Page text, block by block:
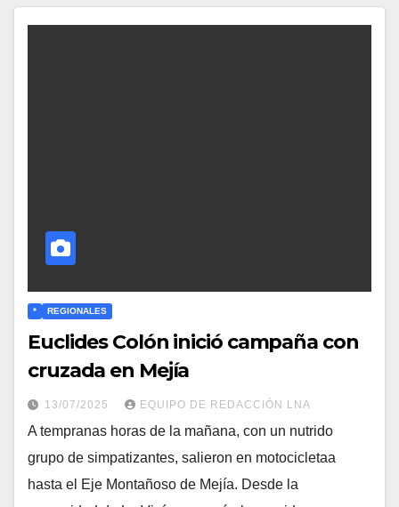
* REGIONALES
Euclides Colón inició campaña con
cruzada en Mejía
13/07/2025 EQUIPO DE REDACCIÓN LNA
A tempranas horas de la mañana, con un nutrido
grupo de simpatizantes, salieron en motocicletaa
hasta el Eje Montañoso de Mejía. Desde la